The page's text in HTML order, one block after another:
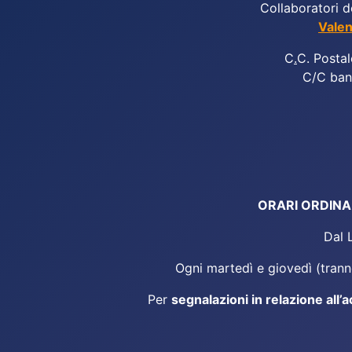
Collaboratori
C.C.
C/C
ORARI
Dal
Ogni martedì e giovedì
Per segnalazioni in relazione